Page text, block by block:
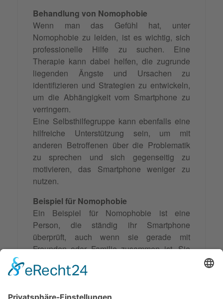
Behandlung von Nomophobie
Wenn man das Gefühl hat, unter
Nomophobie zu leiden, ist es wichtig, sich
professionelle Hilfe zu suchen. Eine
Therapie kann dabei helfen, die zugrunde
liegenden Ängste und Ursachen zu
identifizieren und Strategien zu entwickeln,
um die Abhängigkeit vom Smartphone zu
verringern.
Eine Selbsthilfegruppe kann ebenfalls eine
hilfreiche Unterstützung sein, um mit
anderen Betroffenen über die Problematik
zu sprechen und sich gegenseitig zu
motivieren, das Smartphone weniger zu
nutzen.
Beispiel für Nomophobie
Ein Beispiel für Nomophobie ist eine
Person, die ständig ihr Smartphone
überprüft, auch wenn sie gerade mit
Freunden oder Familie zusammen ist. Sie
Aktivität konzentrieren, da sie immer wieder